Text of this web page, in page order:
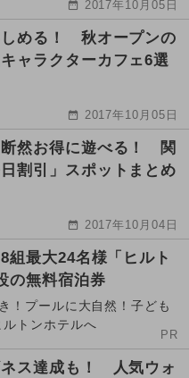
2017年10月05日
める！ 秋オープンの
ャラクターカフェ6選
2017年10月05日
然お得に遊べる！ 関
割引」スポットまとめ
2017年10月04日
組最大24名様「ヒルト
の無料宿泊券
！プールに大自然！子ども
ルトンホテルへ
PR
ス達成も！ 人気ウォ